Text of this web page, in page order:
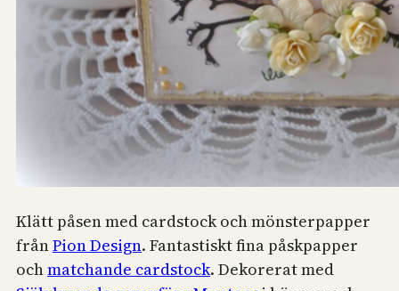
Klätt påsen med cardstock och mönsterpapper
frånPion Design. Fantastiskt fina påskpapper
ochmatchande cardstock. Dekorerat med